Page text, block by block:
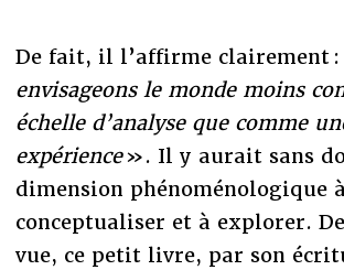
De fait, il l’affirme clairement
envisageons le monde moins
échelle d’analyse que comme
expérience». Il y aurait sans
dimension phénoménologique à
conceptualiser et à explorer.
vue, ce petit livre, par son